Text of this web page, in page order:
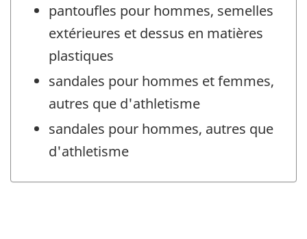
pantoufles pour hommes, semelles
extérieures et dessus en matières
plastiques
sandales pour hommes et femmes,
autres que d'athletisme
sandales pour hommes, autres que
d'athletisme